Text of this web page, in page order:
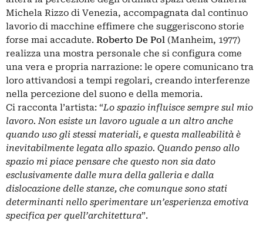
Michela Rizzo di Venezia, accompagnata dal continuo
lavorio di macchine effimere che suggeriscono storie
forse mai accadute. Roberto De Pol (Manheim, 1977)
realizza una mostra personale che si configura come
una vera e propria narrazione: le opere comunicano tra
loro attivandosi a tempi regolari, creando interferenze
nella percezione del suono e della memoria.
Ci racconta l’artista: “Lo spazio influisce sempre sul mio
lavoro. Non esiste un lavoro uguale a un altro anche
quando uso gli stessi materiali, e questa malleabilità è
inevitabilmente legata allo spazio. Quando penso allo
spazio mi piace pensare che questo non sia dato
esclusivamente dalle mura della galleria e dalla
dislocazione delle stanze, che comunque sono stati
determinanti nello sperimentare un’esperienza emotiva
specifica per quell’architettura”.